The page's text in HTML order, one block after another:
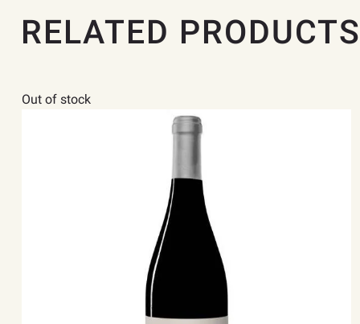
RELATED
Out of stock